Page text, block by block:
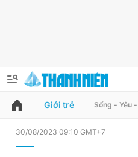
QUẢNG CÁO
Giới trẻ Sống - Yêu
30/08/2023 09:10 GMT+7